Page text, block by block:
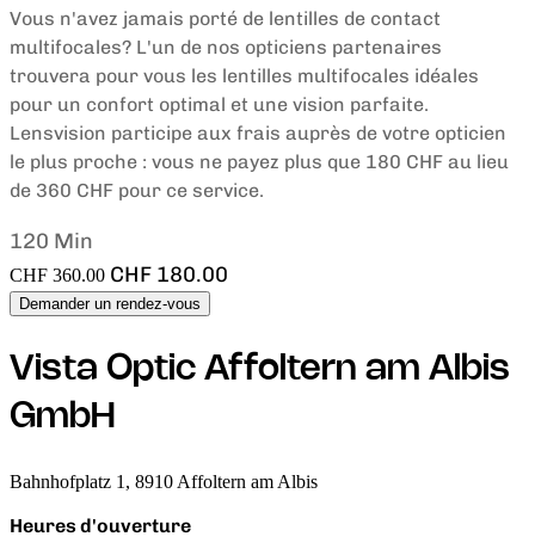
Vous n'avez jamais porté de lentilles de contact
multifocales? L'un de nos opticiens partenaires
trouvera pour vous les lentilles multifocales idéales
pour un confort optimal et une vision parfaite.
Lensvision participe aux frais auprès de votre opticien
le plus proche : vous ne payez plus que 180 CHF au lieu
de 360 CHF pour ce service.
120 Min
CHF 360.00 CHF 180.00
Demander un rendez-vous
Vista Optic Affoltern am Albis
GmbH
Bahnhofplatz 1, 8910 Affoltern am Albis
Heures d'ouverture